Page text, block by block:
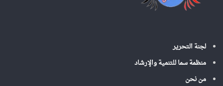
لجنة التحرير
منظمة سما للتنمية والإرشاد
من نحن